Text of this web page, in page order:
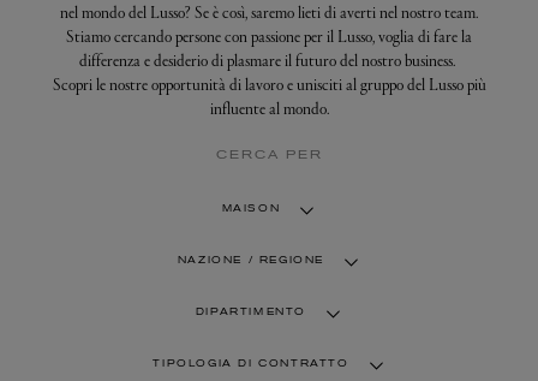
FINANCE
MEDIA
nel mondo del Lusso? Se è così, saremo lieti di averti nel nostro team.
Stiamo cercando persone con passione per il Lusso, voglia di fare la
differenza e desiderio di plasmare il futuro del nostro business.
Scopri le nostre opportunità di lavoro e unisciti al gruppo del Lusso più
influente al mondo.
CERCA PER
MAISON
NAZIONE / REGIONE
DIPARTIMENTO
TIPOLOGIA DI CONTRATTO